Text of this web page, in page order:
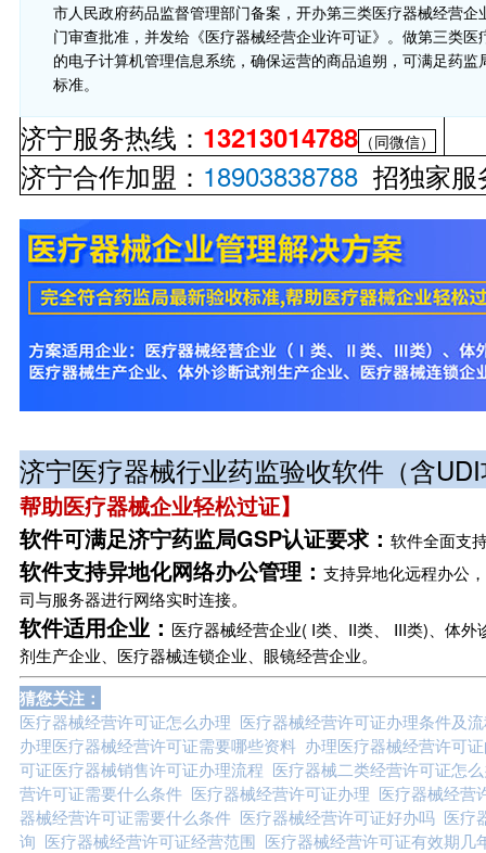
市人民政府药品监督管理部门备案，开办第三类医疗器械经营
门审查批准，并发给《医疗器械经营企业许可证》。做第三类
的电子计算机管理信息系统，确保运营的商品追朔，可满足药
标准。
济宁服务热线： 13213014788 （同微信）
济宁合作加盟： 18903838788 招独家服
济宁医疗器械行业药监验收软件（含
帮助医疗器械企业轻松过证】
软件可满足济宁药监局GSP认证要求： 软件全面支
软件支持异地化网络办公管理： 支持异地化远程办公
司与服务器进行网络实时连接。
软件适用企业： 医疗器械经营企业( I类、II类、 III类)、体
剂生产企业、医疗器械连锁企业、眼镜经营企业。
猜您关注：
医疗器械经营许可证怎么办理 医疗器械经营许可证办理条件
办理医疗器械经营许可证需要哪些资料 办理医疗器械经营许可
可证医疗器械销售许可证办理流程 医疗器械二类经营许可证
营许可证需要什么条件 医疗器械经营许可证办理 医疗器械经
器械经营许可证需要什么条件 医疗器械经营许可证好办吗 医
询 医疗器械经营许可证经营范围 医疗器械经营许可证有效期